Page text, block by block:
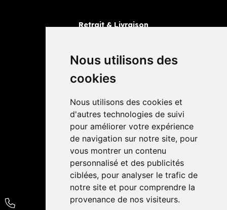
Nous utilisons des
cookies
Nous utilisons des cookies et
d'autres technologies de suivi
pour améliorer votre expérience
de navigation sur notre site, pour
vous montrer un contenu
personnalisé et des publicités
ciblées, pour analyser le trafic de
notre site et pour comprendre la
provenance de nos visiteurs.
Retrait & Livraison
Livraisons
4,4 / 5 65 avis